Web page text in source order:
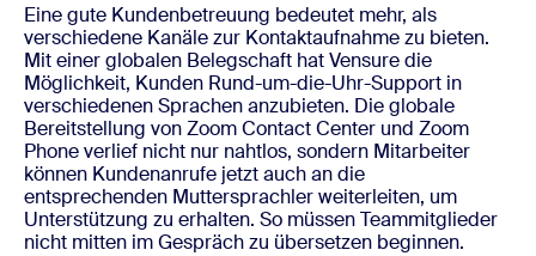
Eine gute Kundenbetreuung bedeutet mehr, als
verschiedene Kanäle zur Kontaktaufnahme zu bieten.
Mit einer globalen Belegschaft hat Vensure die
Möglichkeit, Kunden Rund-um-die-Uhr-Support in
verschiedenen Sprachen anzubieten. Die globale
Bereitstellung von Zoom Contact Center und Zoom
Phone verlief nicht nur nahtlos, sondern Mitarbeiter
können Kundenanrufe jetzt auch an die
entsprechenden Muttersprachler weiterleiten, um
Unterstützung zu erhalten. So müssen Teammitglieder
nicht mitten im Gespräch zu übersetzen beginnen.